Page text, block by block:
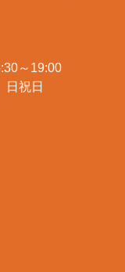
～19:00
日祝日